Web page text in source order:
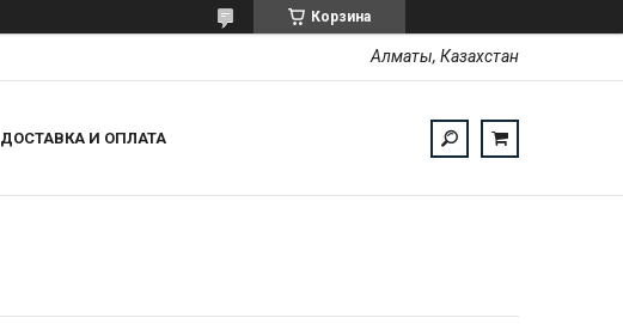
Корзина
Алматы, Казахстан
ДОСТАВКА И ОПЛАТА